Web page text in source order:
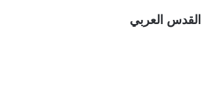
القدس العربي